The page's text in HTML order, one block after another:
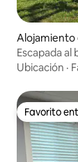
Alojamiento
Escapada
Ubicación ·
Favorito
Favorito